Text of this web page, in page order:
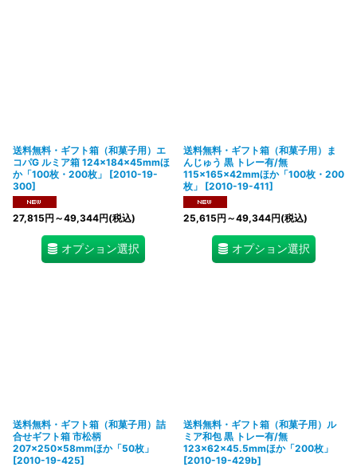
送料無料・ギフト箱（和菓子用）エ
コパG ルミア箱 124×184×45mmほ
か「100枚・200枚」
[2010-19-
300]
27,815円 ～49,344円(税込)
オプション選択
送料無料・ギフト箱（和菓子用）ま
んじゅう 黒 トレー有/無
115×165×42mmほか「100枚・200
枚」
[2010-19-411]
25,615円 ～49,344円(税込)
オプション選択
送料無料・ギフト箱（和菓子用）詰
合せギフト箱 市松柄
207×250×58mmほか「50枚」
[2010-19-425]
送料無料・ギフト箱（和菓子用）ル
ミア和包 黒 トレー有/無
123×62×45.5mmほか「200枚」
[2010-19-429b]